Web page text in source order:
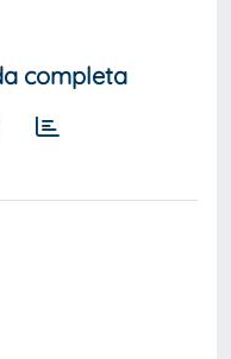
completa